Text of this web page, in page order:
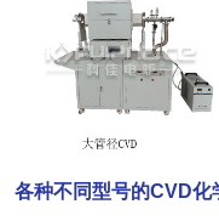
各种不同型号的CVD化